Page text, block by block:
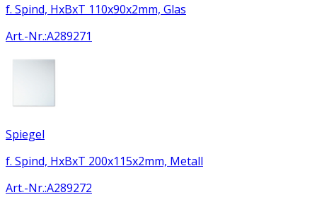
f. Spind, HxBxT 110x90x2mm, Glas
Art.-Nr.:A289271
Spiegel
f. Spind, HxBxT 200x115x2mm, Metall
Art.-Nr.:A289272